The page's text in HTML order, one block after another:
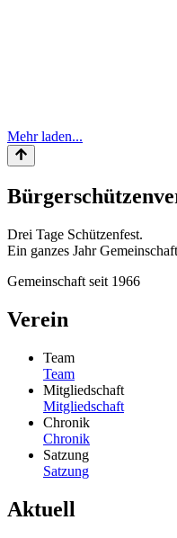
Mehr laden...
Drei Tage Schützenfest.
Ein ganzes Jahr
Gemeinschaft seit 1966
Verein
Team
Team
Mitgliedschaft
Mitgliedschaft
Chronik
Chronik
Satzung
Satzung
Aktuell